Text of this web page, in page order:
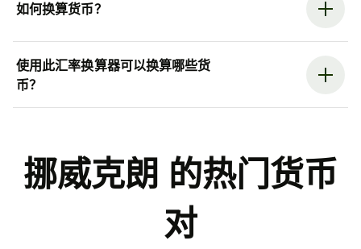
如何换算货币？
使用此汇率换算器可以换算哪些货
币？
挪威克朗 的热门货币
对